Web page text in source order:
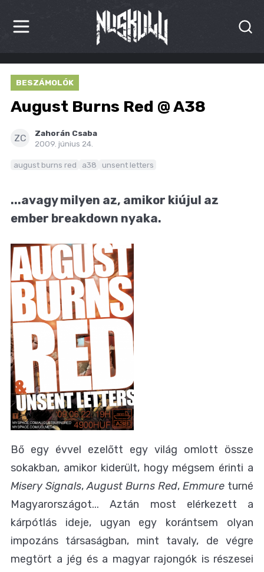
HÍREK
KRITIKÁK
BESZÁMOLÓK
INTERJÚK
KULT
BLOG
BESZÁMOLÓK
August Burns Red @ A38
ZC
Zahorán Csaba
2009. június 24.
august burns red a38 unsent letters
...avagy milyen az, amikor kiújul az
ember breakdown nyaka.
Bő egy évvel ezelőtt egy világ omlott össze
sokakban, amikor kiderült, hogy mégsem érinti a
Misery Signals,August Burns Red, Emmure turné
Magyarországot... Aztán most elérkezett a
kárpótlás ideje, ugyan egy korántsem olyan
impozáns társaságban, mint tavaly, de végre
megtört a jég és a magyar rajongók is részesei